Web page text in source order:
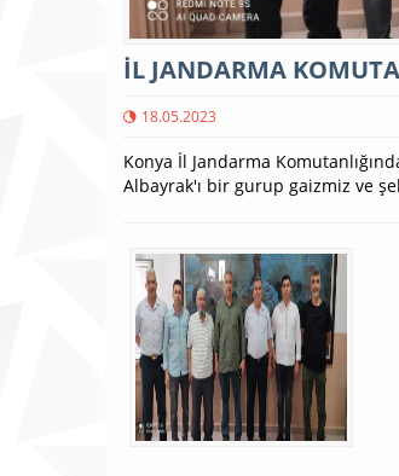
İL JANDARMA
18.05.2023
Konya İl Jandarma
Albayrak'ı bir gurup gaizmiz ve